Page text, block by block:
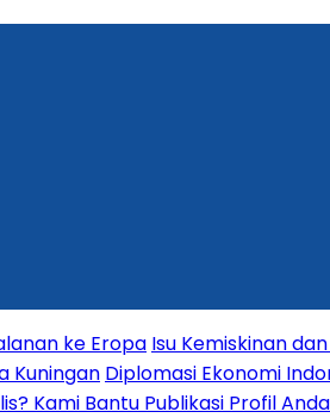
ke Eropa Isu Kemiskinan
Kuningan Diplomasi Ekonomi
Kami Bantu Publikasi Profil